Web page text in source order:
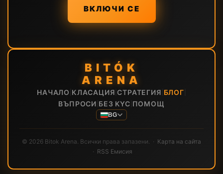
ВКЛЮЧИ СЕ
BITÓK
ARENA
НАЧАЛО КЛАСАЦИЯ |СТРАТЕГИЯ БЛОГ
ВЪПРОСИ БЕЗ KYC ПОМОЩ
BG
© 2026 Bitok Arena. Всички права запазени. · Карта на сайта
· RSS Емисия